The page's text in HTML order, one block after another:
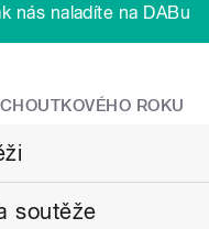
nás naladíte na DABu
ROKU
soutěže